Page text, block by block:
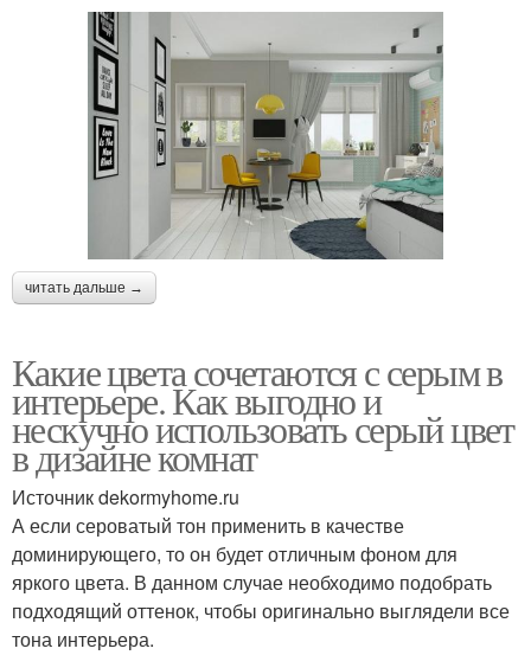
читать дальше →
Какие цвета сочетаются с серым в
интерьере. Как выгодно и
нескучно использовать серый цвет
в дизайне комнат
Источник dekormyhome.ru
А если сероватый тон применить в качестве
доминирующего, то он будет отличным фоном для
яркого цвета. В данном случае необходимо подобрать
подходящий оттенок, чтобы оригинально выглядели все
тона интерьера.